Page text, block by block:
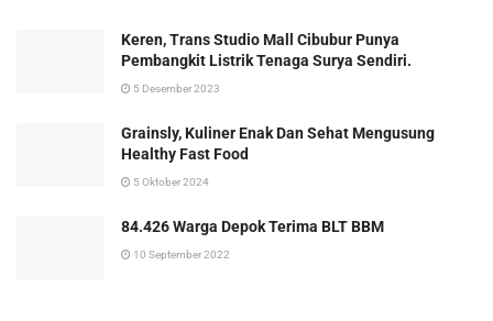
Keren, Trans Studio Mall Cibubur Punya
Pembangkit Listrik Tenaga Surya Sendiri.
5 Desember 2023
Grainsly, Kuliner Enak Dan Sehat Mengusung
Healthy Fast Food
5 Oktober 2024
84.426 Warga Depok Terima BLT BBM
10 September 2022